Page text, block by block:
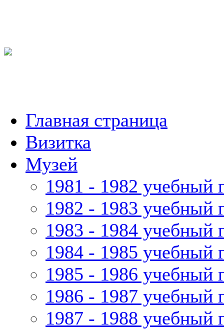
Главная страница
Визитка
Музей
1981 - 1982 учебный
1982 - 1983 учебный
1983 - 1984 учебный
1984 - 1985 учебный
1985 - 1986 учебный
1986 - 1987 учебный
1987 - 1988 учебный